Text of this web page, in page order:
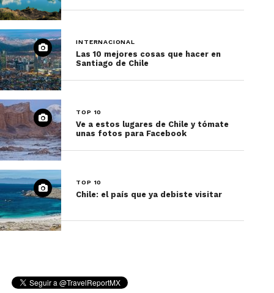
INTERNACIONAL
Las 10 mejores cosas que hacer en
Santiago de Chile
TOP 10
Ve a estos lugares de Chile y tómate
unas fotos para Facebook
TOP 10
Chile: el país que ya debiste visitar